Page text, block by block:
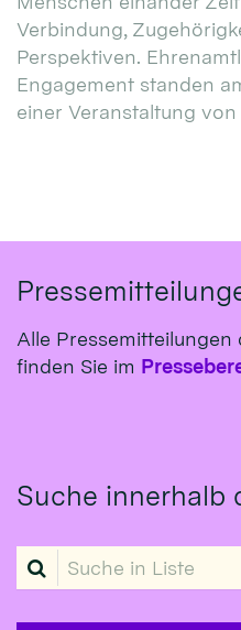
Verbindung,
Perspektiven.
Engagement standen
einer Veranstaltung
Alle Pressemitteilungen
finden Sie im
Suche innerhalb
Suche in Liste